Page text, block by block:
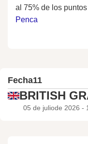
al 75% de los puntos
Penca
Fecha11
BRITISH
05 de juliode 2026 -